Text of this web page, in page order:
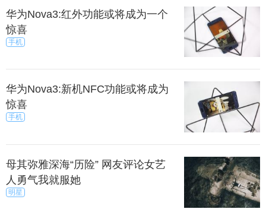
华为Nova3:红外功能或将成为一个
惊喜
手机
华为Nova3:新机NFC功能或将成为
惊喜
手机
母其弥雅深海“历险” 网友评论女艺
人勇气我就服她
明星